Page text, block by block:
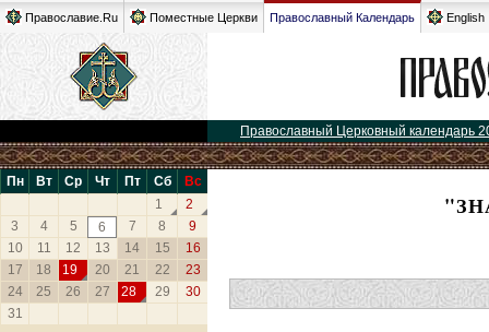
Православие.Ru Поместные Церкви Православный Календарь English
Православный Церковный календарь
Пн Вт Ср Чт Пт Сб
Вс
1
2
3
4 5 6 7 8
9
10
11 12 13 14 15
16
17
18 19 20 21 22
23
24
25 26 27 28 29
30
31